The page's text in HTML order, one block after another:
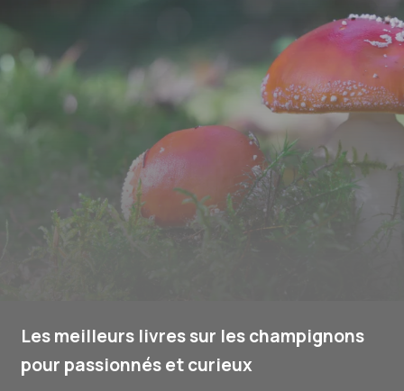
Les meilleurs livres sur les champignons
pour passionnés et curieux